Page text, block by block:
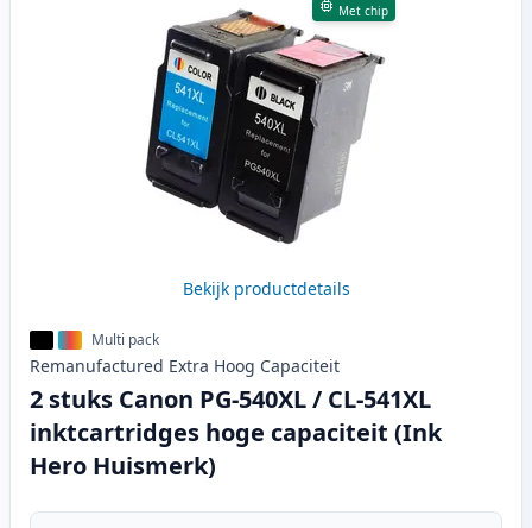
Met chip
Bekijk productdetails
Multi pack
Remanufactured Extra Hoog Capaciteit
2 stuks Canon PG-540XL / CL-541XL
inktcartridges hoge capaciteit (Ink
Hero Huismerk)